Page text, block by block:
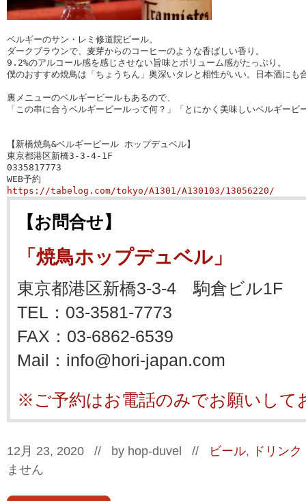
ベルギーのサン・レミ修道院ビール。
ダークブラウンで、麦芽からのコーヒーのような香ばしい香り。
9.2%のアルコール感を感じさせない旨味とボリューム感がたっぷり。
僕のおすすめ焼鳥は「ちょうちん」奥深いタレと相性がいい。日本酒にも
裏メニューのベルギービールもあるので、
「この串に合うベルギービールって何？」「とにかく美味しいベルギー
【新橋焼鳥&ベルギービール ホップデュベル】
0335817773
https://tabelog.com/tokyo/A1301/A130103/13056220/
【お問合せ】
「焼鳥ホップデュベル」
東京都港区新橋3-3-4 駒倉ビル1F
TEL：03-3581-7773
FAX：03-6862-6539
Mail：info@hori-japan.com
※ご予約はお電話のみでお願いして
12月 23, 2020 // by hop-duvel // ビール, ドリンク
ません